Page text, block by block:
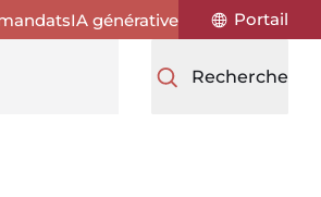
IA générative Portail
Recherche
le tiroir Démarrage et cheminement